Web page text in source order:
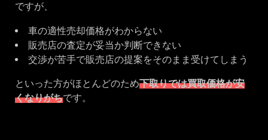
ですが、
車の適性売却価格がわからない
販売店の査定が妥当か判断できない
交渉が苦手で販売店の提案をそのまま受けてしまう
といった方がほとんどのため下取りでは買取価格が安
くなりがちです。